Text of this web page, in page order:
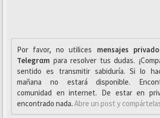
Por favor, no utilices mensajes
Telegrαm para resolver tus dudas.
sentido es transmitir sabiduría. Si lo
mañana no estará disponible.
comunidad en internet. De estar en
encontrado nada. Abre un post y